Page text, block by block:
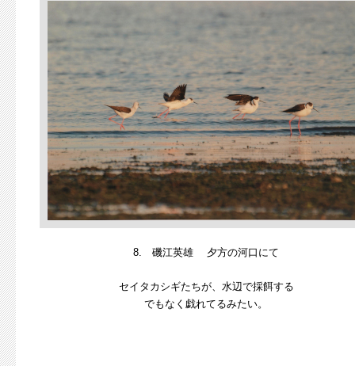
8. 磯江英雄 夕方の河口にて
セイタカシギたちが、水辺で採餌する
でもなく戯れてるみたい。